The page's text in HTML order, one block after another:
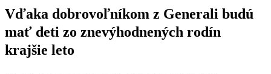
Vďaka dobrovoľníkom z Generali budú
mať deti zo znevýhodnených rodín
krajšie leto